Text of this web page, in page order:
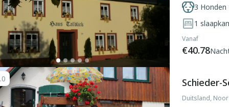
3
1
Vanaf
€40.78
Schieder-
Duitsland,